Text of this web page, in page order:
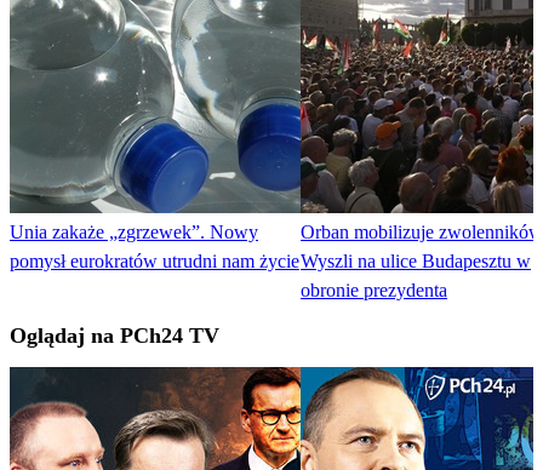
Unia zakaże „zgrzewek”. Nowy
pomysł eurokratów utrudni nam życie
Orban mobilizuje
Wyszli na ulice Budapesztu w
obronie prezydenta
Oglądaj na PCh24 TV